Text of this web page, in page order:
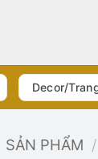
Decor/
SẢN PHẨM /